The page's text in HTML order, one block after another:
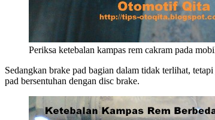
Periksa ketebalan kampas rem cakram pada
Sedangkan brake pad bagian dalam tidak terlihat,
pad bersentuhan dengan disc brake.